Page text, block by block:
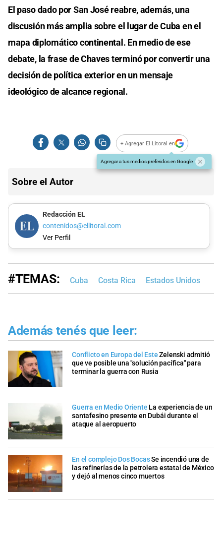
El paso dado por San José reabre, además, una
discusión más amplia sobre el lugar de Cuba en el
mapa diplomático continental. En medio de ese
debate, la frase de Chaves terminó por convertir una
decisión de política exterior en un mensaje
ideológico de alcance regional.
+ Agregar El Litoral en
Agregar a tus medios preferidos en Google
Sobre el Autor
Redacción EL
contenidos@ellitoral.com
Ver Perfil
#TEMAS: Cuba Costa Rica Estados Unidos
Además tenés que leer:
Conflicto en Europa del Este Zelenski admitió
que ve posible una "solución pacífica" para
terminar la guerra con Rusia
Guerra en Medio Oriente La experiencia de un
santafesino presente en Dubái durante el
ataque al aeropuerto
En el complejo Dos BocasSe incendió una de
las refinerías de la petrolera estatal de México
y dejó al menos cinco muertos